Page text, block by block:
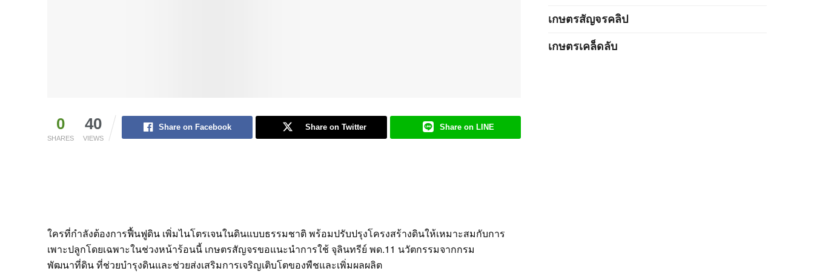
0
SHARES
40
VIEWS
Share on Facebook Share on Twitter Share on LINE
ใครที่กำลังต้องการฟื้นฟูดิน เพิ่มไนโตรเจนในดินแบบธรรมชาติ พร้อมปรับปรุงโครงสร้างดินให้เหมาะสมกับการ
เพาะปลูกโดยเฉพาะในช่วงหน้าร้อนนี้ เกษตรสัญจรขอแนะนำการใช้ จุลินทรีย์ พด.11 นวัตกรรมจากกรม
พัฒนาที่ดิน ที่ช่วยบำรุงดินและช่วยส่งเสริมการเจริญเติบโตของพืชและเพิ่มผลผลิต
เกษตรสัญจรคลิป
เกษตรเคล็ดลับ